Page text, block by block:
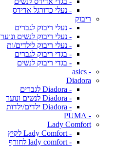
- נעלי כדורגל אדידס
ריבוק
- נעלי ריבוק לגברים
- נעלי ריבוק לנשים ונוער
- נעלי ריבוק לילדים/ות
- בגדי ריבוק לגברים
- בגדי ריבוק לנשים
- asics
Diadora
- Diadora לגברים
- Diadora לנשים ונוער
- Diadora ילדים/ילדות
- PUMA
Lady Comfort
- Lady Comfort לקיץ
- lady comfort לחורף